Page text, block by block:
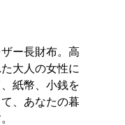
ー長財布。高
大人の女性に
紙幣、小銭を
、あなたの暮